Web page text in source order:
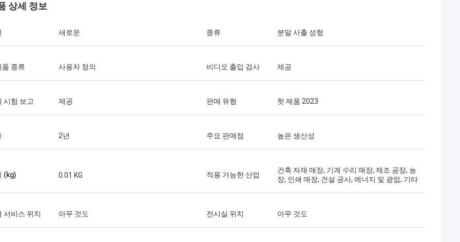
상세 정보
새로운 종류 분말 사출 성형
품 종류 사용자 정의 비디오 출입 검사 제공
시험 보고 제공 판매 유형 핫 제품 2023
2년 주요 판매점 높은 생산성
(kg) 0.01 KG 적용 가능한 산업
건축 자재 매장, 기계 수리 매장, 제조 공장, 농
장, 인쇄 매장, 건설 공사, 에너지 및 광업, 기타
서비스 위치 아무 것도 전시실 위치 아무 것도